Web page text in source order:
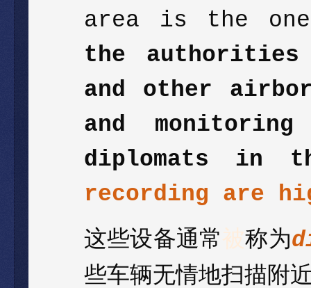
area is the
the
and other
and
diplomats in
recording are
这些设备通常被称为
些车辆无情地扫描附